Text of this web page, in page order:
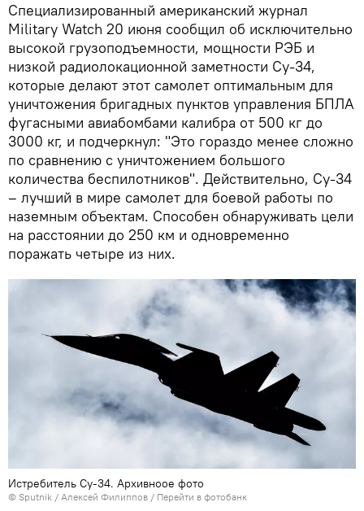
Специализированный американский журнал
Military Watch 20 июня сообщил об исключительно
высокой грузоподъемности, мощности РЭБ и
низкой радиолокационной заметности Су-34,
которые делают этот самолет оптимальным для
уничтожения бригадных пунктов управления БПЛА
фугасными авиабомбами калибра от 500 кг до
3000 кг, и подчеркнул: "Это гораздо менее сложно
по сравнению с уничтожением большого
количества беспилотников". Действительно, Су-34
– лучший в мире самолет для боевой работы по
наземным объектам. Способен обнаруживать цели
на расстоянии до 250 км и одновременно
поражать четыре из них.
Истребитель Су-34. Архивноое фото
© Sputnik / Алексей Филиппов / Перейти в фотобанк